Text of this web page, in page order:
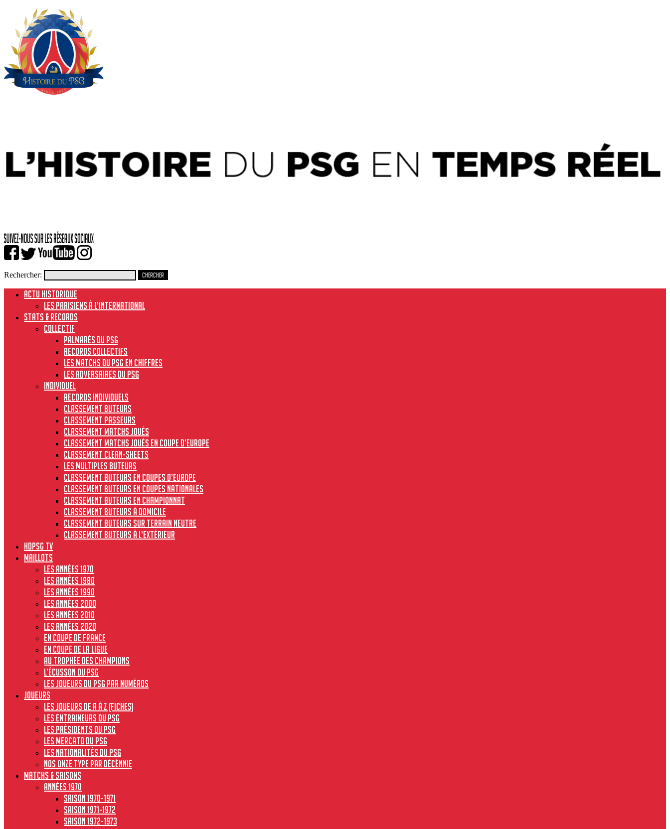
Rechercher:
ACTU HISTORIQUE
Les Parisiens à l’international
STATS & RECORDS
Collectif
Palmarès du PSG
Records collectifs
Les matchs du PSG en chiffres
Les adversaires du PSG
Individuel
Records individuels
Classement buteurs
Classement passeurs
Classement matchs joués
Classement matchs joués en Coupe d’Europe
Classement clean-sheets
Les multiples buteurs
Classement buteurs en coupes d’Europe
Classement buteurs en coupes nationales
Classement buteurs en championnat
Classement buteurs à domicile
Classement buteurs sur terrain neutre
Classement buteurs à l’extérieur
HdPSG TV
MAILLOTS
Les années 1970
Les années 1980
Les années 1990
Les années 2000
Les années 2010
Les années 2020
En Coupe de France
En Coupe de la Ligue
Au Trophée des Champions
L’écusson du PSG
Les joueurs du PSG par numéros
JOUEURS
Les joueurs de A à Z (fiches)
Les entraineurs du PSG
Les présidents du PSG
Les Mercato du PSG
Les nationalités du PSG
Nos onze type par décénnie
MATCHS & SAISONS
Années 1970
Saison 1970-1971
Saison 1971-1972
Saison 1972-1973